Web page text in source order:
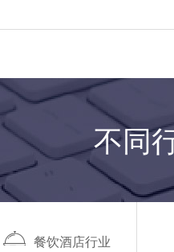
不同
餐饮酒店行业